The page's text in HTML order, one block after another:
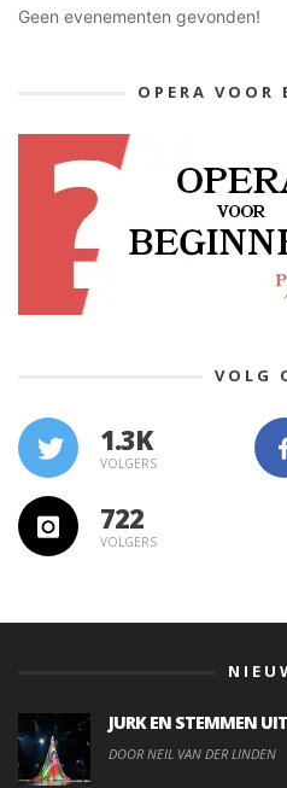
Geen evenementen gevonden!
OPERA VOOR
VOLG
1.3K
VOLGERS
722
VOLGERS
JURK EN STEMMEN
DOOR NEIL VAN DER LINDEN